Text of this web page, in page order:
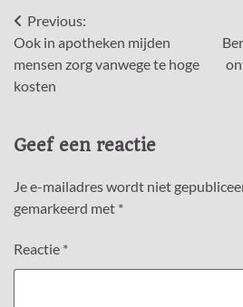
Bericht
navigatie
Previous:
Ook in apotheken mijden
mensen zorg vanwege te hoge
kosten
Geef een reactie
Je e-mailadres wordt niet
gemarkeerd met *
Reactie *